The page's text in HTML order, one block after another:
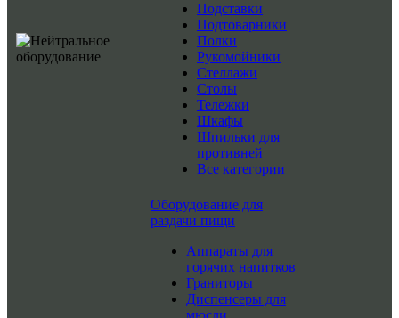
Подставки
Подтоварники
Полки
Рукомойники
Стеллажи
Столы
Тележки
Шкафы
Шпильки для
противней
Все категории
Оборудование для
раздачи пищи
Аппараты для
горячих напитков
Граниторы
Диспенсеры для
мюсли